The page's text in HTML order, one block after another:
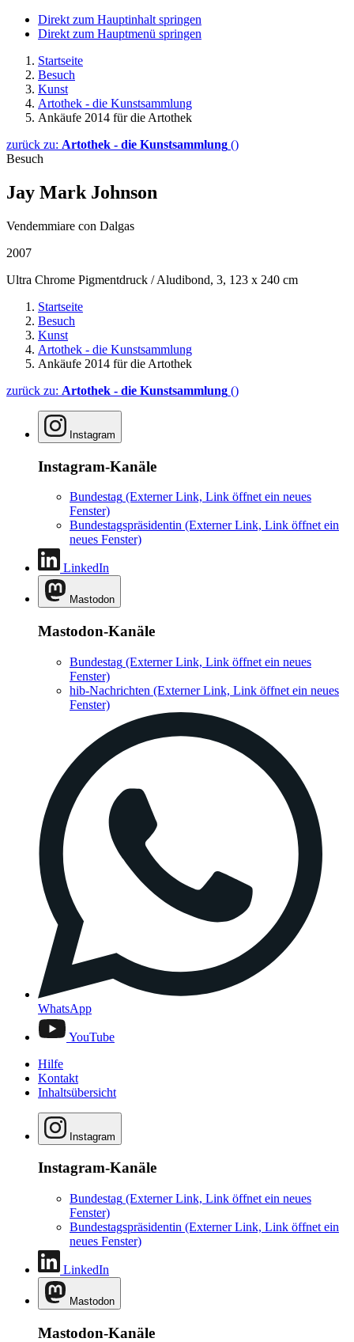
Direkt zum Hauptinhalt springen
Direkt zum Hauptmenü springen
Startseite
Besuch
Kunst
Artothek - die Kunstsammlung
Ankäufe 2014 für die Artothek
zurück zu: Artothek - die Kunstsammlung ()
Besuch
Jay Mark Johnson
Vendemmiare con Dalgas
2007
Ultra Chrome Pigmentdruck / Aludibond, 3, 123 x 240 cm
Startseite
Besuch
Kunst
Artothek - die Kunstsammlung
Ankäufe 2014 für die Artothek
zurück zu: Artothek - die Kunstsammlung ()
Instagram
Instagram-Kanäle
Bundestag (Externer Link, Link öffnet ein neues
Fenster)
Bundestagspräsidentin (Externer Link, Link öffnet ein
neues Fenster)
LinkedIn
Mastodon
Mastodon-Kanäle
Bundestag (Externer Link, Link öffnet ein neues
Fenster)
hib-Nachrichten (Externer Link, Link öffnet ein neues
Fenster)
WhatsApp
YouTube
Hilfe
Kontakt
Inhaltsübersicht
Instagram
Instagram-Kanäle
Bundestag (Externer Link, Link öffnet ein neues
Fenster)
Bundestagspräsidentin (Externer Link, Link öffnet ein
neues Fenster)
LinkedIn
Mastodon
Mastodon-Kanäle